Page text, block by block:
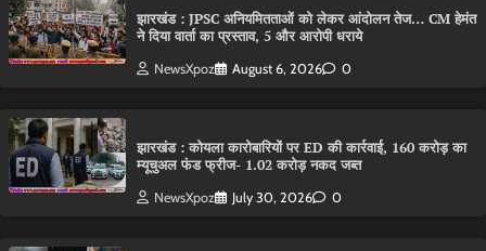
झारखंड : JPSC अनियमितताओं को लेकर आंदोलन तेज… CM हेमंत
ने दिया वार्ता का प्रस्ताव, 5 और आरोपी धराये
NewsXpoz August 6, 2026 0
झारखंड : कोयला कारोबारियों पर ED की कार्रवाई, 160 करोड़ का
म्यूचुअल फंड फ्रीज- 1.02 करोड़ नकद जब्त
NewsXpoz July 30, 2026 0